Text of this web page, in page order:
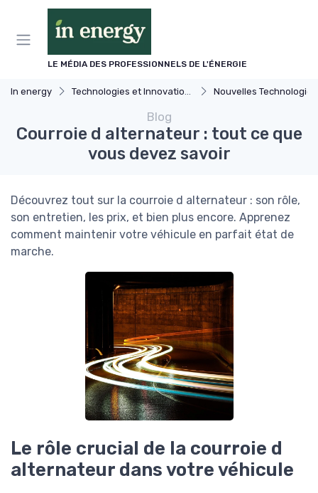
LE MÉDIA DES PROFESSIONNELS DE L'ÉNERGIE
In energy Technologies et Innovations dans l'énergie Nouvelles Technologies
Blog
Courroie d alternateur : tout ce que
vous devez savoir
Découvrez tout sur la courroie d alternateur : son rôle,
son entretien, les prix, et bien plus encore. Apprenez
comment maintenir votre véhicule en parfait état de
marche.
Le rôle crucial de la courroie d
alternateur dans votre véhicule
Panneau de gestion des cookies